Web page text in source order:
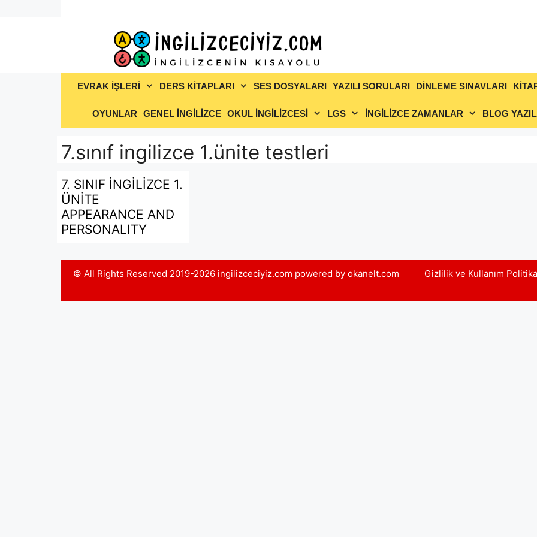
EVRAK İŞLERİ DERS KİTAPLARI SES DOSYALARI YAZILI SORULARI DİNLEME SINAVLARI
OYUNLAR GENEL İNGİLİZCE OKUL İNGİLİZCESİ LGS İNGİLİZCE ZAMANLAR BLOG
7.sınıf ingilizce 1.ünite testleri
7. SINIF İNGİLİZCE 1.
ÜNİTE
APPEARANCE AND
PERSONALITY
Gizlilik ve Kullanım
© All Rights Reserved 2019-2026 ingilizceciyiz.com powered by okanelt.com